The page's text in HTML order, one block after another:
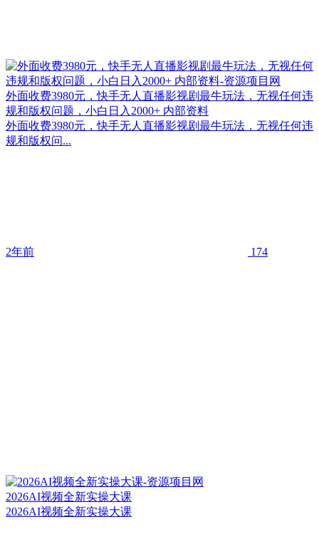
外面收费3980元，快手无人直播影视剧最牛玩法，无视任何违
规和版权问题，小白日入2000+ 内部资料
外面收费3980元，快手无人直播影视剧最牛玩法，无视任何违
规和版权问...
2年前 174
2026AI视频全新实操大课
2026AI视频全新实操大课